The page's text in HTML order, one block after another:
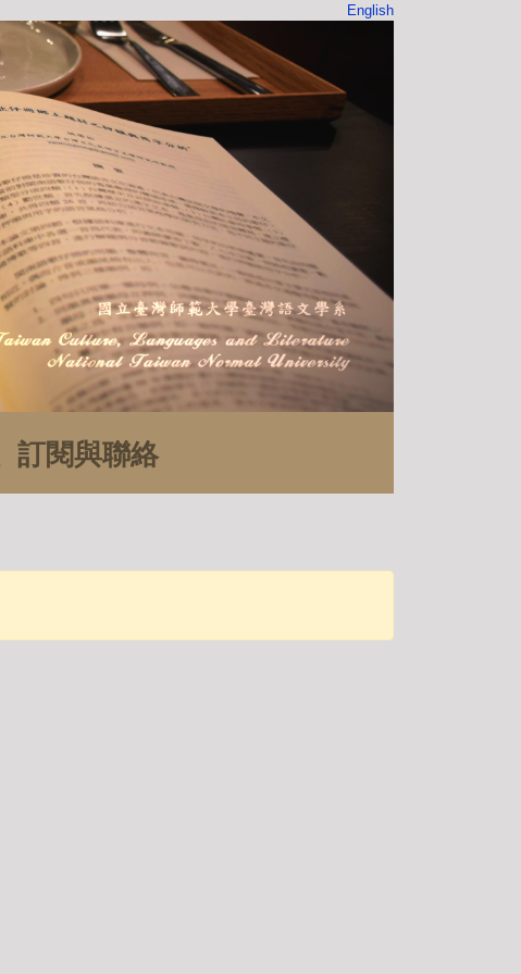
English
訂閱與聯絡